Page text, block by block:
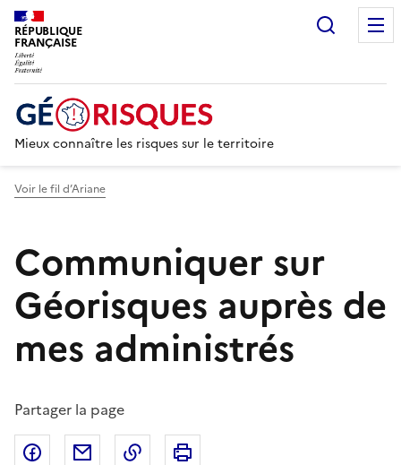
RÉPUBLIQUE
FRANÇAISE
Mieux connaître les risques sur le territoire
Voir le fil d’Ariane
Communiquer sur
Géorisques auprès de
mes administrés
Partager la page
Partager sur Facebook
Partager par emailCopier dans le presse-papier